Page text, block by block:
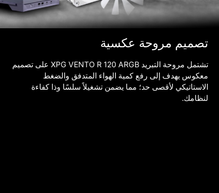
تصميم مروحة عكسية
تشتمل مروحة التبريد XPG VENTO R 120 ARGB على تصميم
معكوس يهدف إلى رفع كمية الهواء المتدفق والضغط
الاستاتيكي لأقصى حد؛ مما يضمن تشغيلاً سلسًا وذا كفاءة
لنظامك.